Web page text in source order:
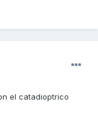
el catadioptrico